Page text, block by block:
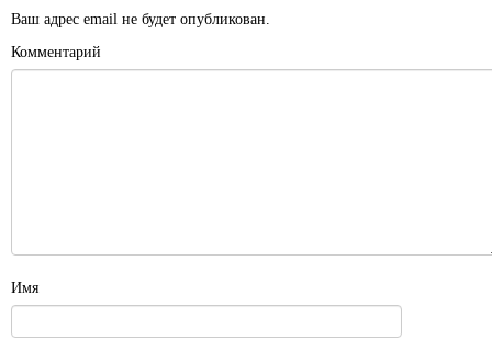
Ваш адрес email не будет опубликован.
Комментарий
Имя